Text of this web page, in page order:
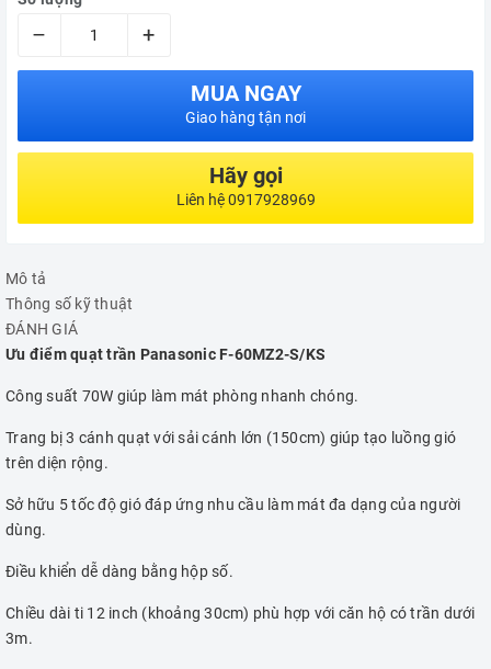
– +
MUA NGAY
Giao hàng tận nơi
Hãy gọi
Liên hệ 0917928969
Mô tả
Thông số kỹ thuật
ĐÁNH GIÁ
Ưu điểm quạt trần Panasonic F-60MZ2-S/KS
Công suất 70W giúp làm mát phòng nhanh chóng.
Trang bị 3 cánh quạt với sải cánh lớn (150cm) giúp tạo luồng gió
trên diện rộng.
Sở hữu 5 tốc độ gió đáp ứng nhu cầu làm mát đa dạng của người
dùng.
Điều khiển dễ dàng bằng hộp số.
Chiều dài ti 12 inch (khoảng 30cm) phù hợp với căn hộ có trần dưới
3m.